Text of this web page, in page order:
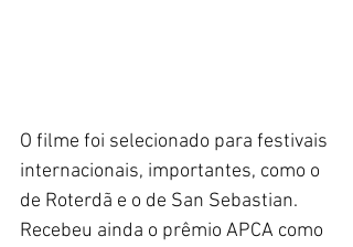
O filme foi selecionado para festivais
internacionais, importantes, como o
de Roterdã e o de San Sebastian.
Recebeu ainda o prêmio APCA como